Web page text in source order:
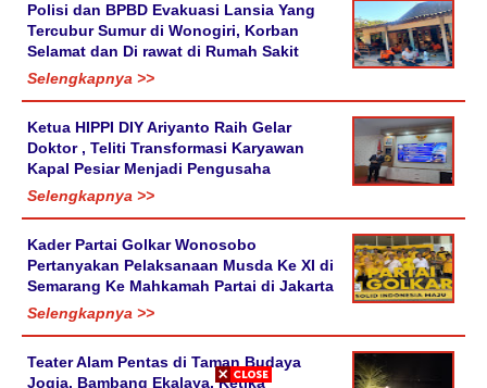
Polisi dan BPBD Evakuasi Lansia Yang
Tercubur Sumur di Wonogiri, Korban
Selamat dan Di rawat di Rumah Sakit
Selengkapnya >>
Ketua HIPPI DIY Ariyanto Raih Gelar
Doktor , Teliti Transformasi Karyawan
Kapal Pesiar Menjadi Pengusaha
Selengkapnya >>
Kader Partai Golkar Wonosobo
Pertanyakan Pelaksanaan Musda Ke XI di
Semarang Ke Mahkamah Partai di Jakarta
Selengkapnya >>
Teater Alam Pentas di Taman Budaya
Jogja. Bambang Ekalaya, Ketika